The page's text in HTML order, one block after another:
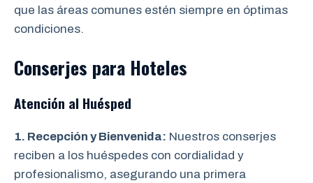
que las áreas comunes estén siempre en óptimas
condiciones.
Conserjes para Hoteles
Atención al Huésped
1. Recepción y Bienvenida: Nuestros conserjes
reciben a los huéspedes con cordialidad y
profesionalismo, asegurando una primera